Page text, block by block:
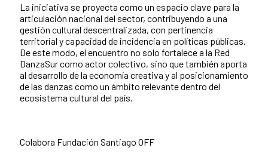
La iniciativa se proyecta como un espacio clave para la
articulación nacional del sector, contribuyendo a una
gestión cultural descentralizada, con pertinencia
territorial y capacidad de incidencia en políticas públicas.
De este modo, el encuentro no solo fortalece a la Red
DanzaSur como actor colectivo, sino que también aporta
al desarrollo de la economía creativa y al posicionamiento
de las danzas como un ámbito relevante dentro del
ecosistema cultural del país.
Colabora Fundación Santiago OFF